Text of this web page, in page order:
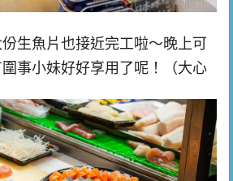
生魚片也接近完工啦～晚上可
事小妹好好享用了呢！（大心